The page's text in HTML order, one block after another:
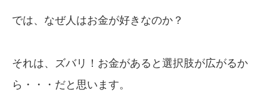
では、なぜ人はお金が好きなのか？
それは、ズバリ！お金があると選択肢が広がるか
ら・・・だと思います。